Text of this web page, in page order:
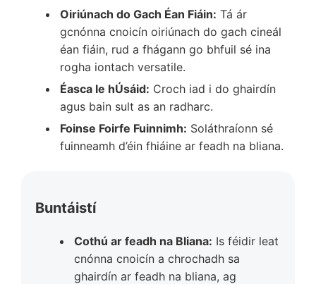
Oiriúnach do Gach Éan Fiáin: Tá ár
gcnónna cnoicín oiriúnach do gach cineál
éan fiáin, rud a fhágann go bhfuil sé ina
rogha iontach versatile.
Éasca le hÚsáid: Croch iad i do ghairdín
agus bain sult as an radharc.
Foinse Foirfe Fuinnimh: Soláthraíonn sé
fuinneamh d’éin fhiáine ar feadh na bliana.
Buntáistí
Cothú ar feadh na Bliana: Is féidir leat
cnónna cnoicín a chrochadh sa
ghairdín ar feadh na bliana, ag